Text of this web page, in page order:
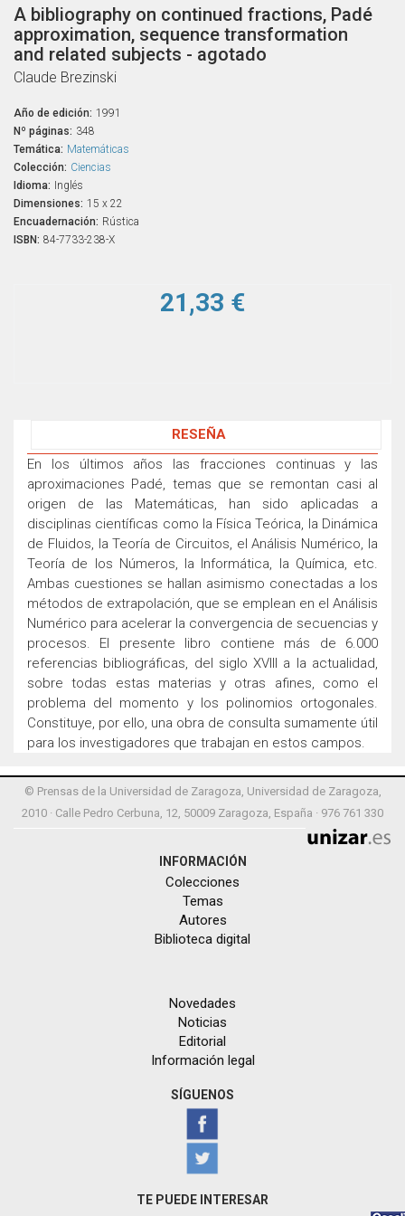
A bibliography on continued fractions, Padé
approximation, sequence transformation
and related subjects - agotado
Claude Brezinski
Año de edición: 1991
Nº páginas: 348
Temática: Matemáticas
Colección: Ciencias
Idioma:
Inglés
Dimensiones: 15 x 22
Encuadernación: Rústica
ISBN: 84-7733-238-X
21,33 €
RESEÑA
En los últimos años las fracciones continuas y las
aproximaciones Padé, temas que se remontan casi al
origen de las Matemáticas, han sido aplicadas a
disciplinas científicas como la Física Teórica, la Dinámica
de Fluidos, la Teoría de Circuitos, el Análisis Numérico, la
Teoría de los Números, la Informática, la Química, etc.
Ambas cuestiones se hallan asimismo conectadas a los
métodos de extrapolación, que se emplean en el Análisis
Numérico para acelerar la convergencia de secuencias y
procesos. El presente libro contiene más de 6.000
referencias bibliográficas, del siglo XVIII a la actualidad,
sobre todas estas materias y otras afines, como el
problema del momento y los polinomios ortogonales.
Constituye, por ello, una obra de consulta sumamente útil
para los investigadores que trabajan en estos campos.
© Prensas de la Universidad de Zaragoza, Universidad de Zaragoza,
2010 · Calle Pedro Cerbuna, 12, 50009 Zaragoza, España · 976 761 330
INFORMACIÓN
Colecciones
Temas
Autores
Biblioteca digital
Novedades
Noticias
Editorial
Información legal
SÍGUENOS
TE PUEDE INTERESAR